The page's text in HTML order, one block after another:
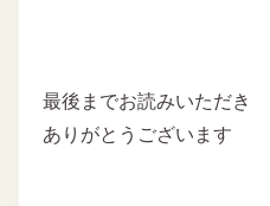
最後までお読みいただき
ありがとうございます